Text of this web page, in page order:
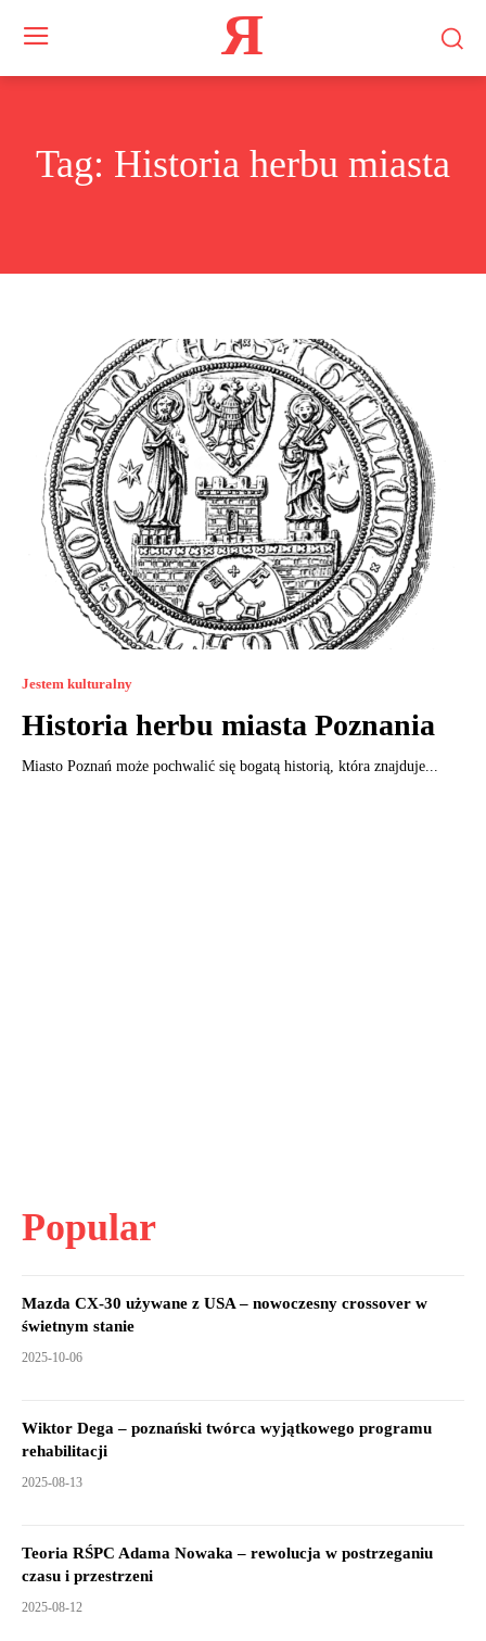
Я
Tag: Historia herbu miasta
Jestem kulturalny
Historia herbu miasta Poznania
Miasto Poznań może pochwalić się bogatą historią, która znajduje...
Popular
Mazda CX-30 używane z USA – nowoczesny crossover w
świetnym stanie
2025-10-06
Wiktor Dega – poznański twórca wyjątkowego programu
rehabilitacji
2025-08-13
Teoria RŚPC Adama Nowaka – rewolucja w postrzeganiu
czasu i przestrzeni
2025-08-12